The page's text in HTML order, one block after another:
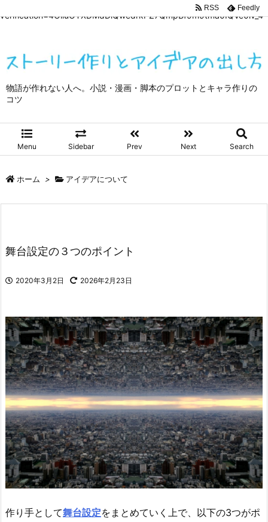
verification=4OliuOTXDMdDiQwedrkPZ7QmpBf9m9tma0IQVe0lv_4
物語が作れない人へ。小説・漫画・脚本のプロットとキャラ作りの
コツ
Menu Sidebar Prev Next Search
RSS Feedly
ホーム > アイデアについて
舞台設定の３つのポイント
2020年3月2日 2026年2月23日
作り手として舞台設定をまとめていく上で、以下の3つがポ